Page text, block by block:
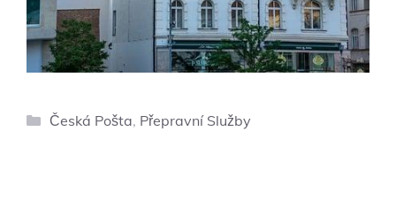
Rubriky
Česká Pošta, Přepravní Služby